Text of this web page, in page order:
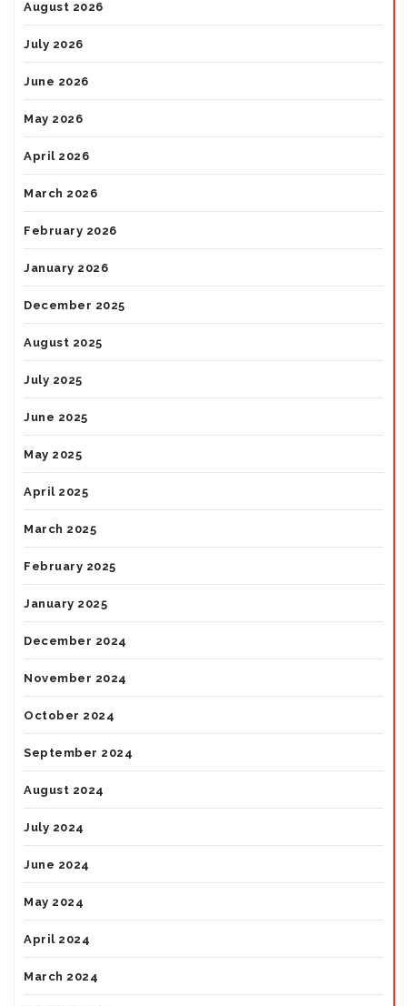
August 2026
July 2026
June 2026
May 2026
April 2026
March 2026
February 2026
January 2026
December 2025
August 2025
July 2025
June 2025
May 2025
April 2025
March 2025
February 2025
January 2025
December 2024
November 2024
October 2024
September 2024
August 2024
July 2024
June 2024
May 2024
April 2024
March 2024